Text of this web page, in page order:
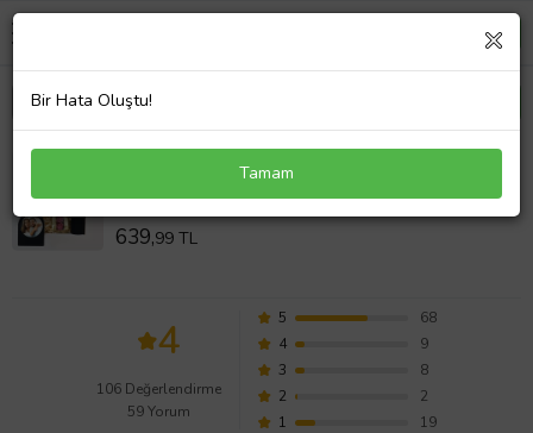
Kişiye Özel Ahşap Çerçeveli Cam Mataralı ve Kekli
Değerlendirmeleri
639,99 TL
4
106 Değerlendirme
59 Yorum
5
68
4
9
3
8
2
2
1
19
Bir Hata Oluştu!
Tamam